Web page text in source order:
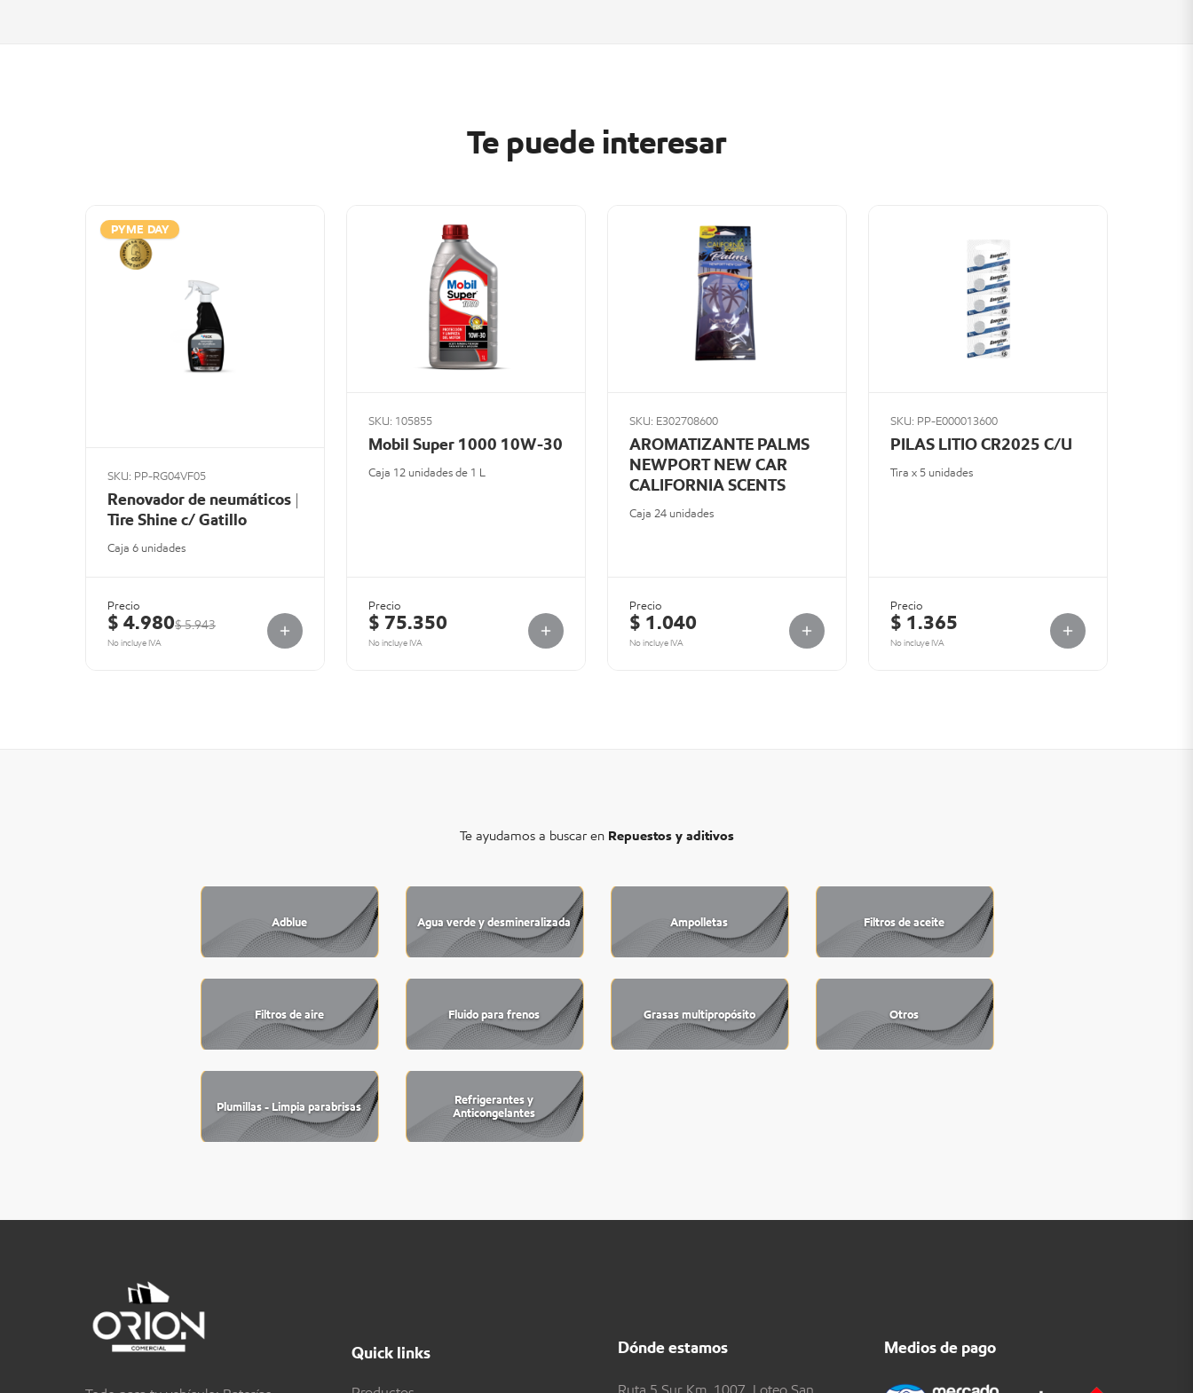
Te puede interesar
PYME DAY
SKU: PP-RG04VF05
Renovador de neumáticos |
Tire Shine c/ Gatillo
Caja 6 unidades
Precio
$ 4.980$ 5.943
No incluye IVA
SKU: 105855
Mobil Super 1000 10W-30
Caja 12 unidades de 1 L
Precio
$ 75.350
No incluye IVA
SKU: E302708600
AROMATIZANTE PALMS
NEWPORT NEW CAR
CALIFORNIA SCENTS
Caja 24 unidades
Precio
$ 1.040
No incluye IVA
SKU: PP-E000013600
PILAS LITIO CR2025 C/U
Tira x 5 unidades
Precio
$ 1.365
No incluye IVA
Te ayudamos a buscar en Repuestos y aditivos
Adblue Agua verde y desmineralizada Ampolletas Filtros de aceite
Filtros de aire Fluido para frenos Grasas multipropósito Otros
Plumillas - Limpia parabrisas
Refrigerantes y
Anticongelantes
Quick links Dónde estamos Medios de pago